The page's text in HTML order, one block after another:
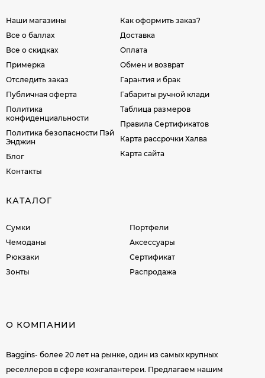
Наши магазины
Все о баллах
Все о скидках
Примерка
Отследить заказ
Публичная оферта
Политика
конфиденциальности
Политика безопасности Пэй
Энджин
Блог
Контакты
Как оформить заказ?
Доставка
Оплата
Обмен и возврат
Гарантия и брак
Габариты ручной клади
Таблица размеров
Правила Сертификатов
Карта рассрочки Халва
Карта сайта
КАТАЛОГ
Сумки
Чемоданы
Рюкзаки
Зонты
Портфели
Аксессуары
Сертификат
Распродажа
О КОМПАНИИ
Baggins- более 20 лет на рынке, один из самых крупных
реселлеров в сфере кожгалантереи. Предлагаем нашим